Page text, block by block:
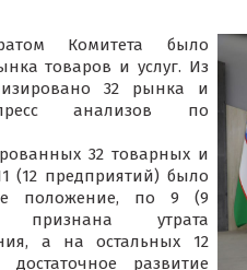
Комитета было
товаров и услуг. Из
32 рынка и
анализов по
32 товарных и
(12 предприятий) было
положение, по 9 (9
признана утрата
а на остальных 12
развитие